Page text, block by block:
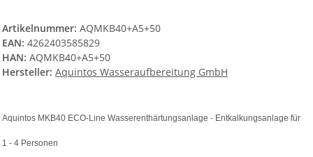
Artikelnummer:AQMKB40+A5+50
EAN: 4262403585829
HAN: AQMKB40+A5+50
Hersteller: Aquintos Wasseraufbereitung GmbH
Aquintos MKB40 ECO-Line Wasserenthärtungsanlage - Entkalkungsanlage für
1 - 4 Personen